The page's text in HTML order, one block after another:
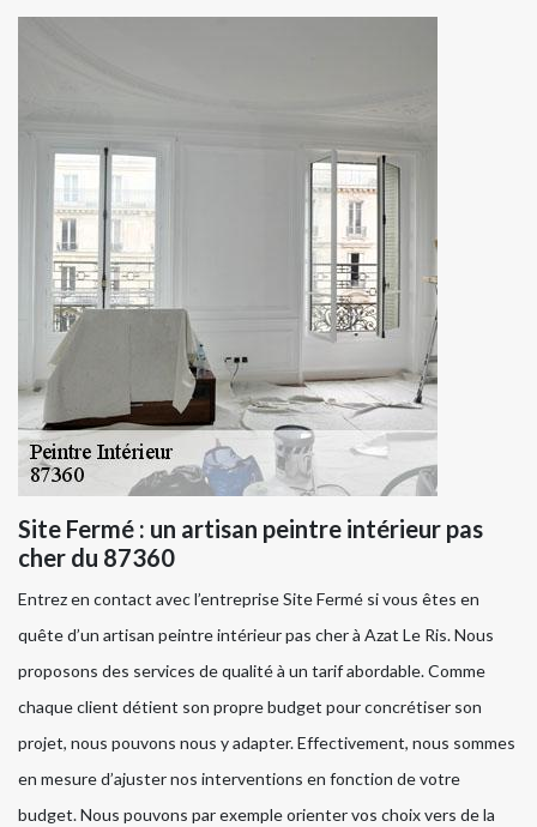
Site Fermé : un artisan peintre intérieur pas
cher du 87360
Entrez en contact avec l’entreprise Site Fermé si vous êtes en
quête d’un artisan peintre intérieur pas cher à Azat Le Ris. Nous
proposons des services de qualité à un tarif abordable. Comme
chaque client détient son propre budget pour concrétiser son
projet, nous pouvons nous y adapter. Effectivement, nous sommes
en mesure d’ajuster nos interventions en fonction de votre
budget. Nous pouvons par exemple orienter vos choix vers de la